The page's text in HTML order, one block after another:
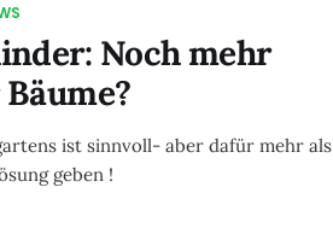
Noch mehr
ist sinnvoll- aber dafür mehr als
geben !